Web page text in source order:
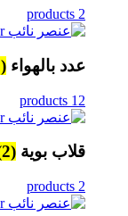
2 products
عدد بالهواء (12)
12 products
قلاب بوية (2)
2 products